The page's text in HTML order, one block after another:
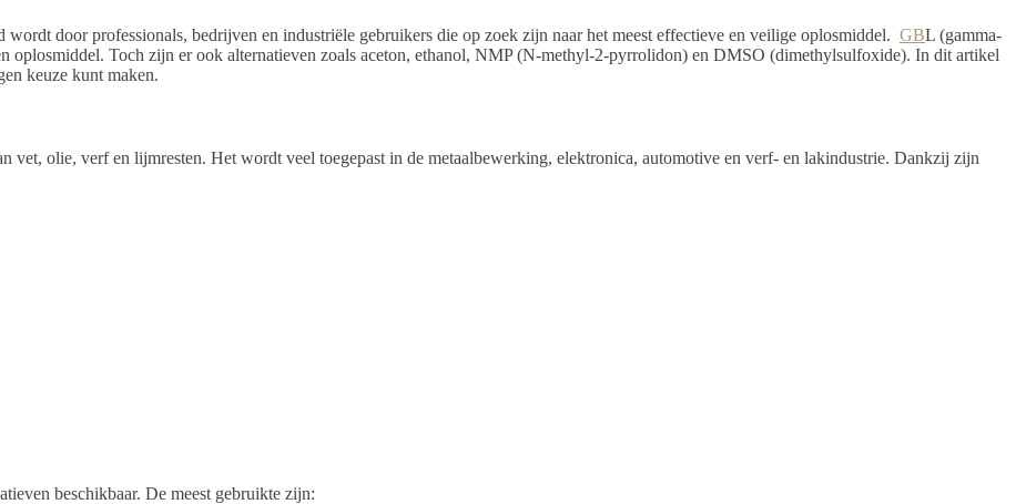
door professionals, bedrijven en industriële gebruikers die op zoek zijn naar het meest effectieve en veilige oplosmiddel. GBL (gamma-
oplosmiddel. Toch zijn er ook alternatieven zoals aceton, ethanol, NMP (N-methyl-2-pyrrolidon) en DMSO (dimethylsulfoxide). In dit artikel
keuze kunt maken.
vet, olie, verf en lijmresten. Het wordt veel toegepast in de metaalbewerking, elektronica, automotive en verf- en lakindustrie. Dankzij zijn
beschikbaar. De meest gebruikte zijn: